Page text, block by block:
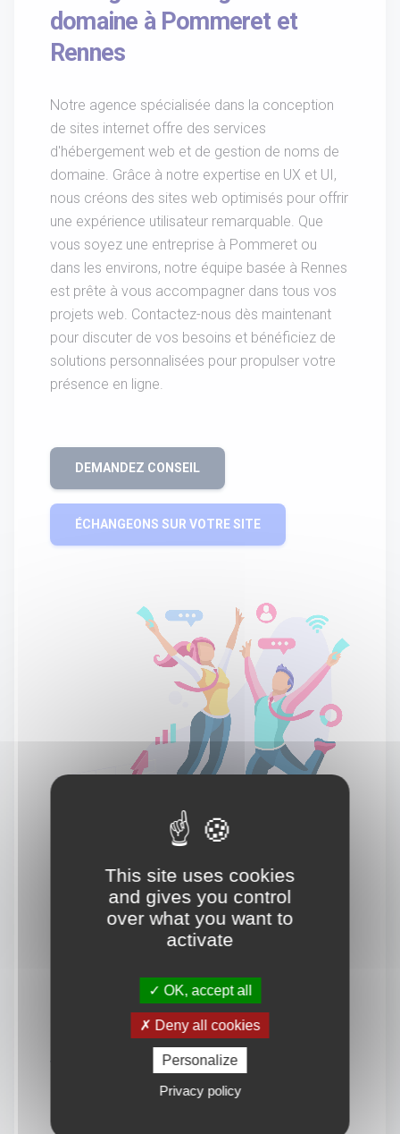
domaine à Pommeret et
Rennes
Notre agence spécialisée dans la conception
de sites internet offre des services
d'hébergement web et de gestion de noms de
domaine. Grâce à notre expertise en UX et UI,
nous créons des sites web optimisés pour offrir
une expérience utilisateur remarquable. Que
vous soyez une entreprise à Pommeret ou
dans les environs, notre équipe basée à Rennes
est prête à vous accompagner dans tous vos
projets web. Contactez-nous dès maintenant
pour discuter de vos besoins et bénéficiez de
solutions personnalisées pour propulser votre
présence en ligne.
DEMANDEZ CONSEIL
ÉCHANGEONS SUR VOTRE SITE
Vous souhaitez en savoir
This site uses cookies
and gives you control
over what you want to
activate
OK, accept all
Deny all cookies
Personalize
Privacy policy